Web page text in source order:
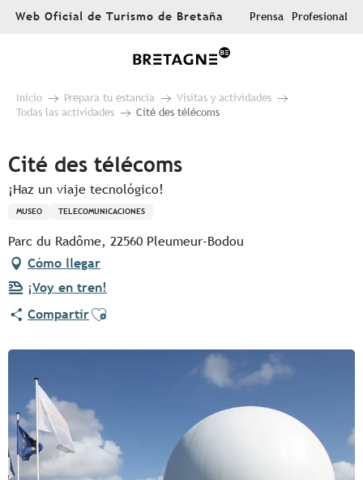
AllerWeb Oficial de Turismo de Bretaña Prensa Profesional
Inicio Prepara tu estancia
Visitas y actividades
Todas las actividades
Cité des télécoms
Cité des télécoms
¡Haz un viaje tecnológico!
MUSEO TELECOMUNICACIONES
Parc du Radôme, 22560 Pleumeur-Bodou
Cómo llegar
¡Voy en tren!
CompartirAjouter aux favoris